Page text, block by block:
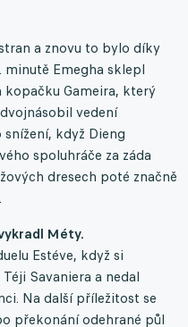
a znovu to bylo díky
minutě Emegha sklepl
kopačku Gameira, který
vedení
když Dieng
spoluhráče za záda
dresech poté značně
Méty.
Estéve, když si
Savaniera a nedal
Na další příležitost se
překonání odehrané půl